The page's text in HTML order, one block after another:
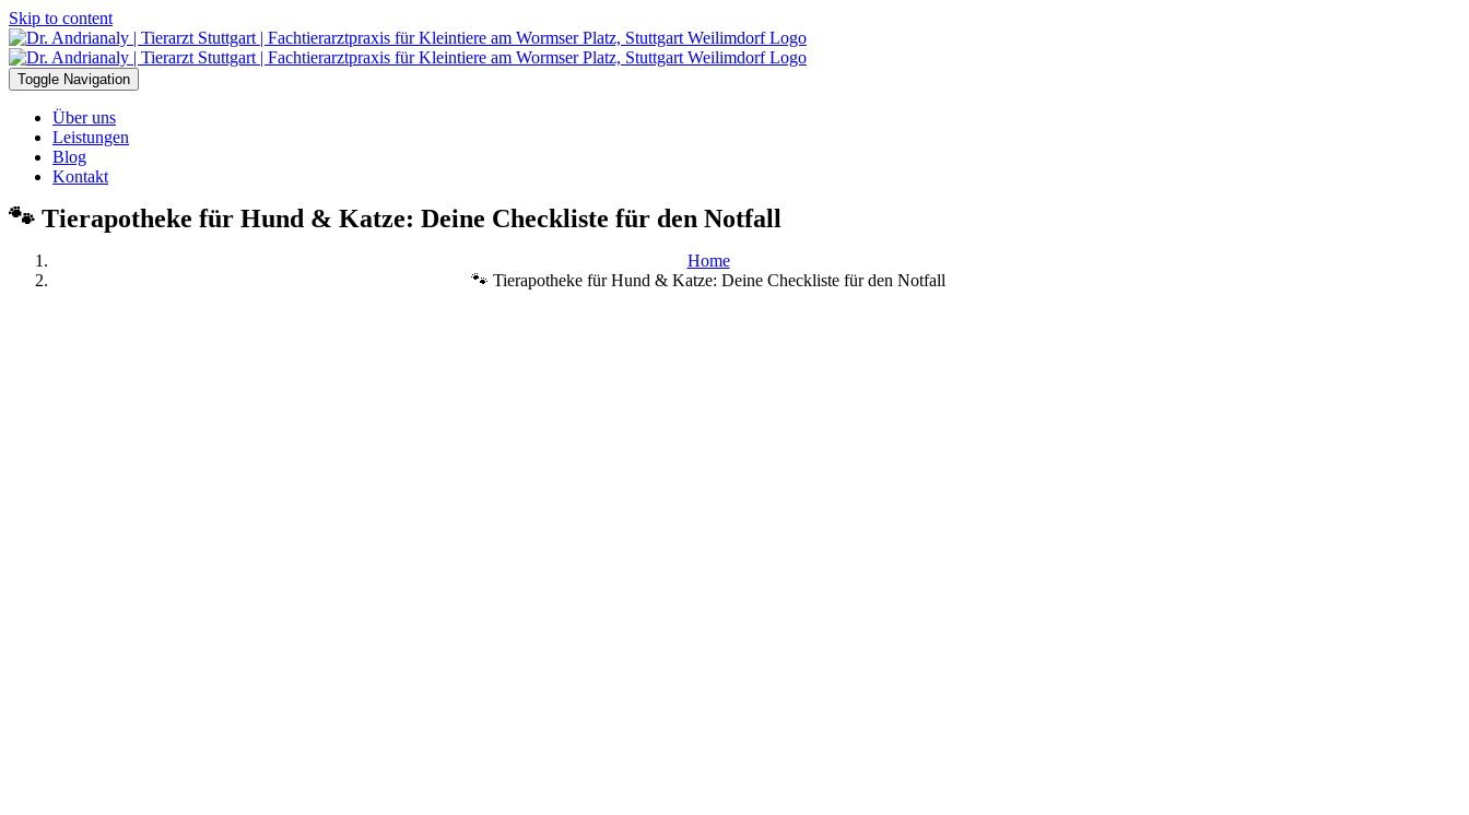
Skip to content
Toggle Navigation
Über uns
Leistungen
Blog
Kontakt
🐾 Tierapotheke für Hund & Katze: Deine Checkliste für den Notfall
Home
🐾 Tierapotheke für Hund & Katze: Deine Checkliste für den Notfall